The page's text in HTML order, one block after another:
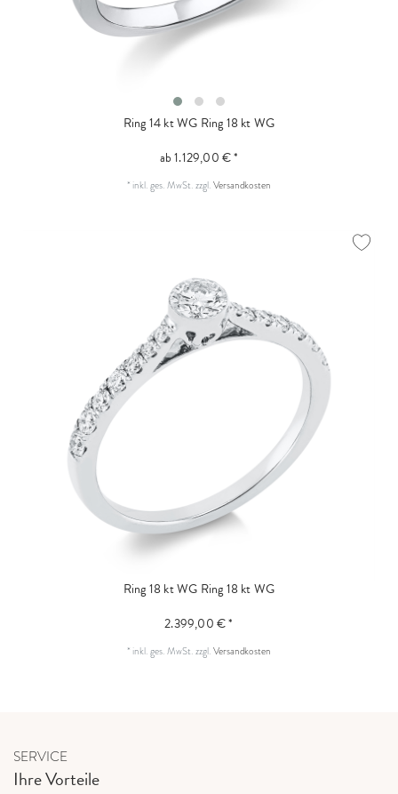
Ring 14 kt WG Ring 18 kt WG
ab 1.129,00 € *
* inkl. ges. MwSt.zzgl.Versandkosten
Ring 18 kt WG Ring 18 kt WG
2.399,00 € *
* inkl. ges. MwSt.zzgl.Versandkosten
SERVICE
Ihre Vorteile